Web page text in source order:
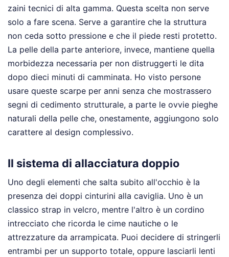
zaini tecnici di alta gamma. Questa scelta non serve
solo a fare scena. Serve a garantire che la struttura
non ceda sotto pressione e che il piede resti protetto.
La pelle della parte anteriore, invece, mantiene quella
morbidezza necessaria per non distruggerti le dita
dopo dieci minuti di camminata. Ho visto persone
usare queste scarpe per anni senza che mostrassero
segni di cedimento strutturale, a parte le ovvie pieghe
naturali della pelle che, onestamente, aggiungono solo
carattere al design complessivo.
Il sistema di allacciatura doppio
Uno degli elementi che salta subito all'occhio è la
presenza dei doppi cinturini alla caviglia. Uno è un
classico strap in velcro, mentre l'altro è un cordino
intrecciato che ricorda le cime nautiche o le
attrezzature da arrampicata. Puoi decidere di stringerli
entrambi per un supporto totale, oppure lasciarli lenti